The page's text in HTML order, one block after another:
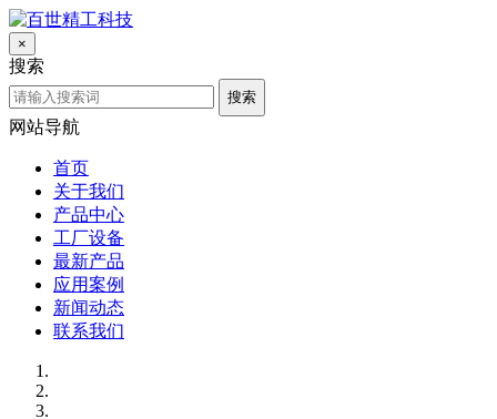
×
搜索
搜索
网站导航
首页
关于我们
产品中心
工厂设备
最新产品
应用案例
新闻动态
联系我们